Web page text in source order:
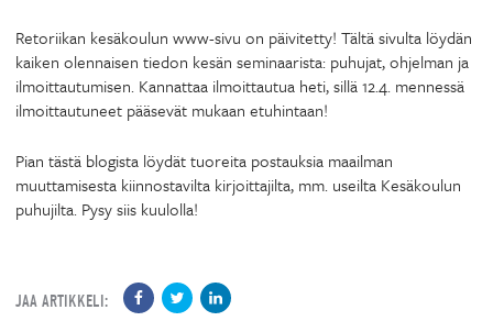
Retoriikan kesäkoulun www-sivu on päivitetty! Tältä sivulta löydän
kaiken olennaisen tiedon kesän seminaarista: puhujat, ohjelman ja
ilmoittautumisen. Kannattaa ilmoittautua heti, sillä 12.4. mennessä
ilmoittautuneet pääsevät mukaan etuhintaan!
Pian tästä blogista löydät tuoreita postauksia maailman
muuttamisesta kiinnostavilta kirjoittajilta, mm. useilta Kesäkoulun
puhujilta. Pysy siis kuulolla!
JAA ARTIKKELI: